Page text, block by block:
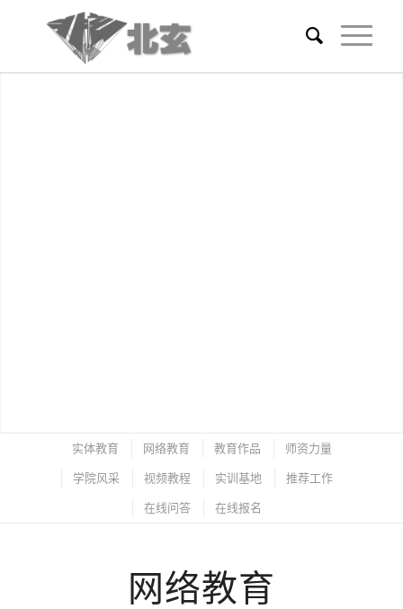
实体教育 网络教育 教育作品 师资力量
学院风采 视频教程 实训基地 推荐工作
在线问答 在线报名
网络教育